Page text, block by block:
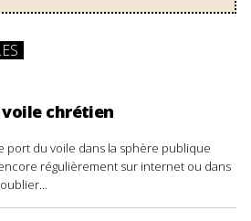
chrétien
port du voile dans la sphère publique
régulièrement sur internet ou dans